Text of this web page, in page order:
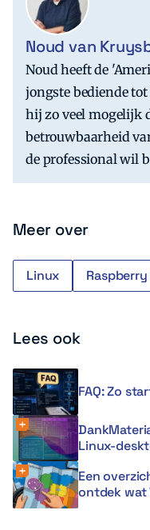
Noud van
Noud heeft de
jongste bediende
hij zo veel mogelijk
betrouwbaarheid
de professional wil
Meer over
Linux Raspberry
Lees ook
FAQ: Zo
Linux-
Een
ontdek wat